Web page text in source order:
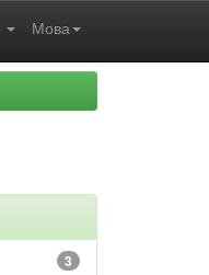
Мова
3